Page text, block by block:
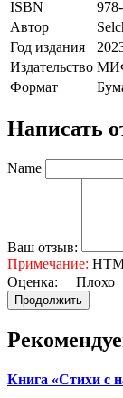
ISBN
Автор
Год издания
Издательство
Формат
Написать
Name
Ваш отзыв:
Примечание:
Оценка: Плохо
Продолжить
Книга «Стихи с